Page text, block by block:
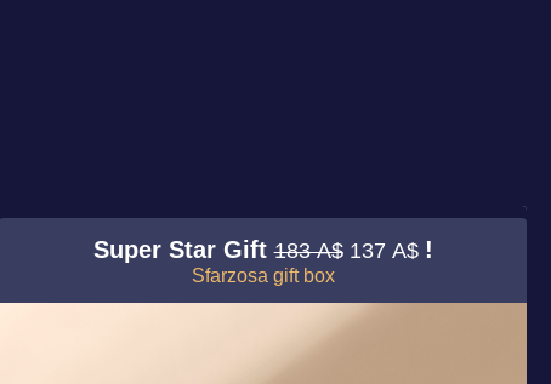
Super Star Gift183 A$ 137 A$ !
Sfarzosa gift box